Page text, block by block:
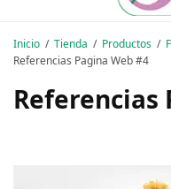
Inicio Tienda Productos
Referencias Pagina Web #4
Referencias